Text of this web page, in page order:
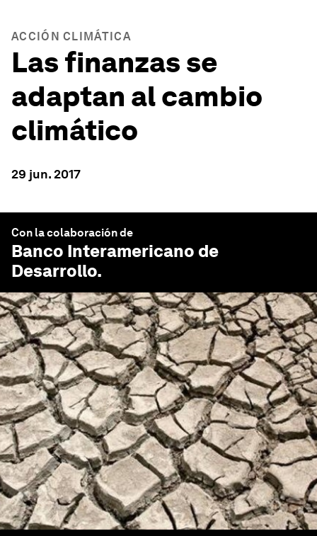
ACCIÓN CLIMÁTICA
Las finanzas se
adaptan al cambio
climático
29 jun. 2017
Con la colaboración de
Banco Interamericano de
Desarrollo.